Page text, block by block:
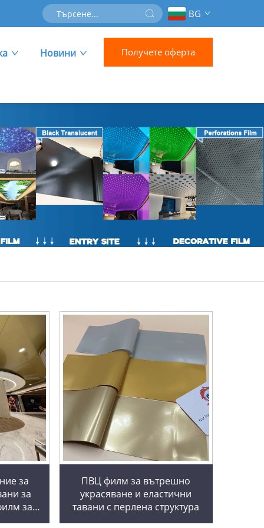
BG
Новини Получете оферта
за
за
за
ПВЦ филм за вътрешно
украсяване и еластични
тавани с перлена структура